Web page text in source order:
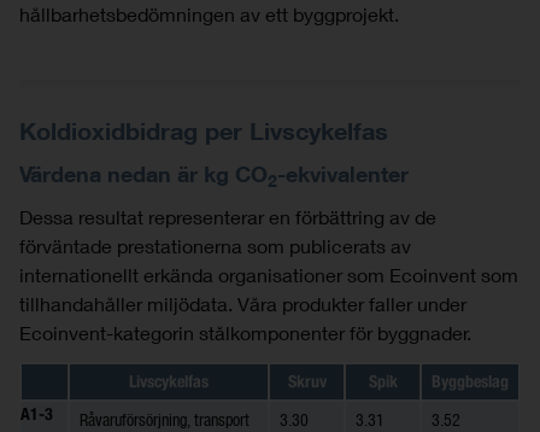
hållbarhetsbedömningen av ett byggprojekt.
Koldioxidbidrag per Livscykelfas
Värdena nedan är kg CO2-ekvivalenter
Dessa resultat representerar en förbättring av de
förväntade prestationerna som publicerats av
internationellt erkända organisationer som Ecoinvent som
tillhandahåller miljödata. Våra produkter faller under
Ecoinvent-kategorin stålkomponenter för byggnader.
Livscykelfas Skruv Spik
Byggbeslag
A1-3
Råvaruförsörjning, transport
3.30 3.31 3.52